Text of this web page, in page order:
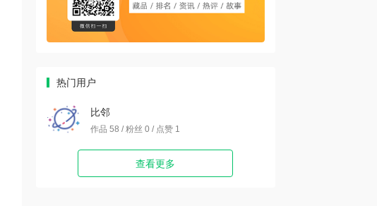
热门用户
比邻
作品 58 / 粉丝 0 / 点赞 1
查看更多